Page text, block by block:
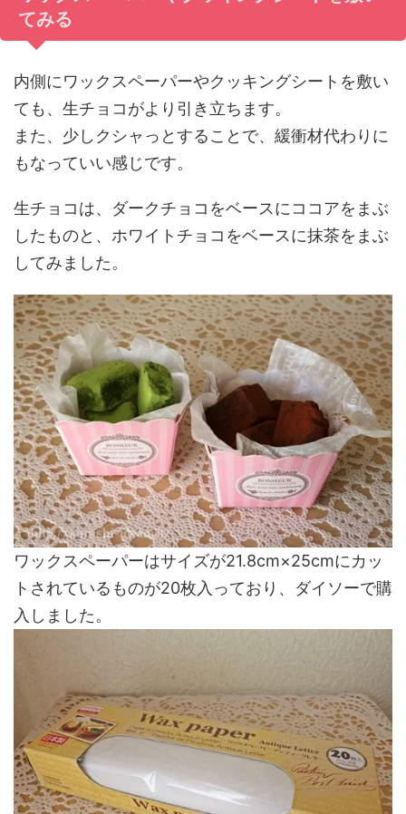
てみる
内側にワックスペーパーやクッキングシートを敷い
ても、生チョコがより引き立ちます。
また、少しクシャっとすることで、緩衝材代わりに
もなっていい感じです。
生チョコは、ダークチョコをベースにココアをまぶ
したものと、ホワイトチョコをベースに抹茶をまぶ
してみました。
ワックスペーパーはサイズが21.8cm×25cmにカッ
トされているものが20枚入っており、ダイソーで購
入しました。